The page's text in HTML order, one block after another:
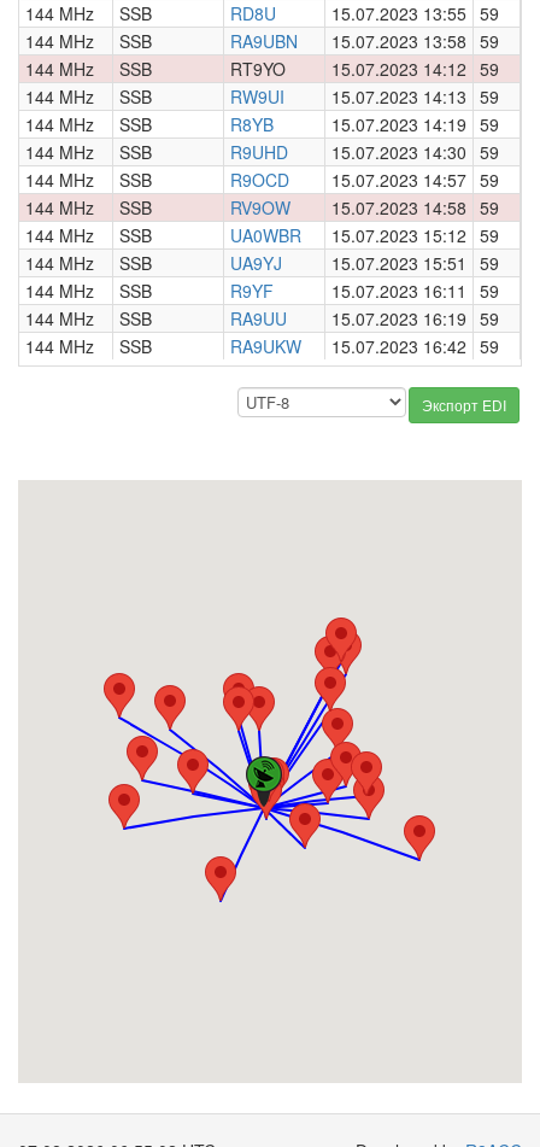
144 MHz
SSB RD8U 15.07.2023 13:55 59
144 MHz
SSB RA9UBN 15.07.2023 13:58 59
144 MHz
SSB RT9YO 15.07.2023 14:12 59
144 MHz
SSB RW9UI 15.07.2023 14:13 59
144 MHz
SSB R8YB 15.07.2023 14:19 59
144 MHz
SSB R9UHD 15.07.2023 14:30 59
144 MHz
SSB R9OCD 15.07.2023 14:57 59
144 MHz
SSB RV9OW 15.07.2023 14:58 59
144 MHz
SSB UA0WBR 15.07.2023 15:12 59
144 MHz
SSB UA9YJ 15.07.2023 15:51 59
144 MHz
SSB R9YF 15.07.2023 16:11 59
144 MHz
SSB RA9UU 15.07.2023 16:19 59
144 MHz
SSB RA9UKW 15.07.2023 16:42 59
Экспорт EDI